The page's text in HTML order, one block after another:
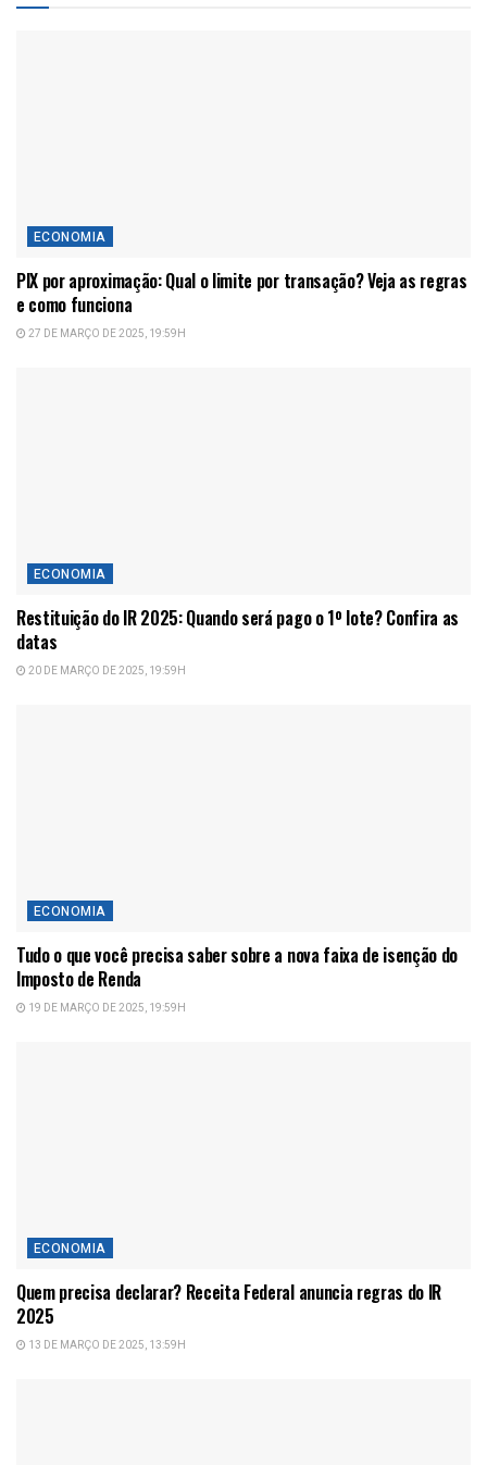
ECONOMIA
PIX por aproximação: Qual o limite por transação? Veja as regras
e como funciona
27 DE MARÇO DE 2025, 19:59H
ECONOMIA
Restituição do IR 2025: Quando será pago o 1º lote? Confira as
datas
20 DE MARÇO DE 2025, 19:59H
ECONOMIA
Tudo o que você precisa saber sobre a nova faixa de isenção do
Imposto de Renda
19 DE MARÇO DE 2025, 19:59H
ECONOMIA
Quem precisa declarar? Receita Federal anuncia regras do IR
2025
13 DE MARÇO DE 2025, 13:59H